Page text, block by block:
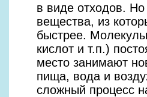
в виде отходов.
вещества, из
быстрее.
кислот и т.п.)
место занимают
пища, вода и
сложный процесс